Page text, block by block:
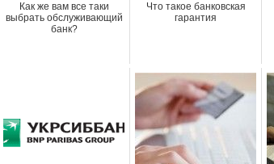
Как же вам все таки
выбрать обслуживающий
банк?
Что такое банковская
гарантия